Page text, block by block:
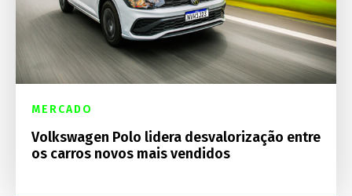
MERCADO
Volkswagen Polo lidera desvalorização entre
os carros novos mais vendidos